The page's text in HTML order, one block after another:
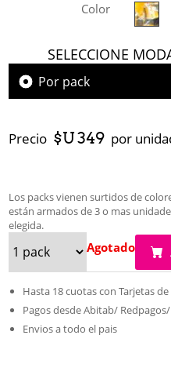
Color
SELECCIONE
Por pack
Precio $U 349 por
Los packs vienen surtidos de
están armados de 3 o mas
elegida.
Agotado
Hasta 18 cuotas con Tarjetas
Pagos desde Abitab/
Envios a todo el pais